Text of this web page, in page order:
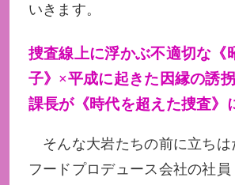
いきます。
捜査線上に浮かぶ不適切な《
子》×平成に起きた因縁の誘
課長が《時代を超えた捜査》
そんな大岩たちの前に立ちは
フードプロデュース会社の社